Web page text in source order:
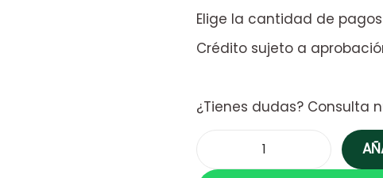
Elige la cantidad de
Crédito sujeto a
¿Tienes dudas? Consulta